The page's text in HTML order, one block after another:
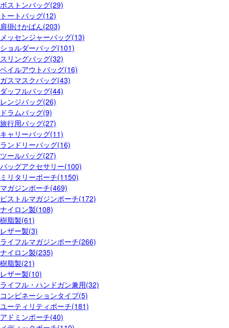
ボストンバッグ(29)
トートバッグ(12)
肩掛けかばん(203)
メッセンジャーバッグ(13)
ショルダーバッグ(101)
スリングバッグ(32)
ベイルアウトバッグ(16)
ガスマスクバッグ(43)
ダッフルバッグ(44)
レンジバッグ(26)
ドラムバッグ(9)
旅行用バッグ(27)
キャリーバッグ(11)
ランドリーバッグ(16)
ツールバッグ(27)
バッグアクセサリー(100)
ミリタリーポーチ(1150)
マガジンポーチ(469)
ピストルマガジンポーチ(172)
ナイロン製(108)
樹脂製(61)
レザー製(3)
ライフルマガジンポーチ(266)
ナイロン製(235)
樹脂製(21)
レザー製(10)
ライフル・ハンドガン兼用(32)
コンビネーションタイプ(5)
ユーティリティポーチ(181)
アドミンポーチ(40)